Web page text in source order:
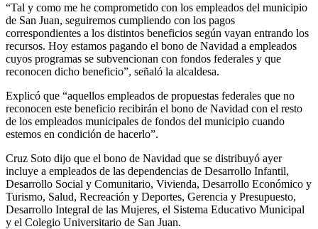
“Tal y como me he comprometido con los empleados del municipio
de San Juan, seguiremos cumpliendo con los pagos
correspondientes a los distintos beneficios según vayan entrando los
recursos. Hoy estamos pagando el bono de Navidad a empleados
cuyos programas se subvencionan con fondos federales y que
reconocen dicho beneficio”, señaló la alcaldesa.
Explicó que “aquellos empleados de propuestas federales que no
reconocen este beneficio recibirán el bono de Navidad con el resto
de los empleados municipales de fondos del municipio cuando
estemos en condición de hacerlo”.
Cruz Soto dijo que el bono de Navidad que se distribuyó ayer
incluye a empleados de las dependencias de Desarrollo Infantil,
Desarrollo Social y Comunitario, Vivienda, Desarrollo Económico y
Turismo, Salud, Recreación y Deportes, Gerencia y Presupuesto,
Desarrollo Integral de las Mujeres, el Sistema Educativo Municipal
y el Colegio Universitario de San Juan.